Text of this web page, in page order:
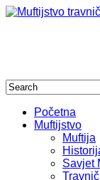
Početna
Muftijstvo
Muftija
Savjet